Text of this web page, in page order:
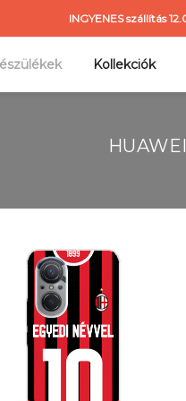
INGYENES szállítás
Kollekciók